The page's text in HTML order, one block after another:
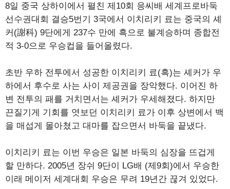
8일 중국 상하이에서 펼친 제10회 응씨배 세계프로바둑
선수권대회 결승5번기 3국에서 이치리키 료는 중국의 셰
커(謝科) 9단에게 237수 만에 흑으로 불계승하며 종합전
적 3-0으로 우승컵을 들어올렸다.
초반 우하 전투에서 성공한 이치리키 료(흑)는 셰커가 우
하에서 후수로 사는 사이 제공권을 장악했다. 이어진 하
변 전투의 패를 거치면서는 셰커가 우세해졌다. 하지만
끈질기게 기회를 엿보던 이치리키 료가 이후 상변에서 백
을 매섭게 몰아쳤고 대마를 잡으면서 바둑을 끝냈다.
이치리키 료는 이번 우승은 일본 바둑의 심장을 뜨겁게
할 만하다. 2005년 장쉬 9단이 LG배 (제9회)에서 우승한
이래 메이저 세계대회 우승은 무려 19년간 끊겨 있었다.